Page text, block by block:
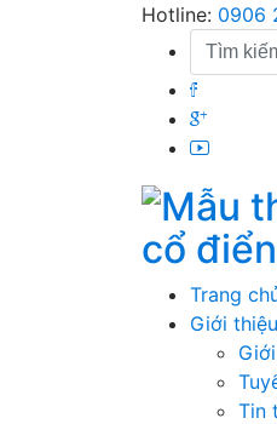
Hotline: 0906
cổ
Trang
Giới thiệu
Tin